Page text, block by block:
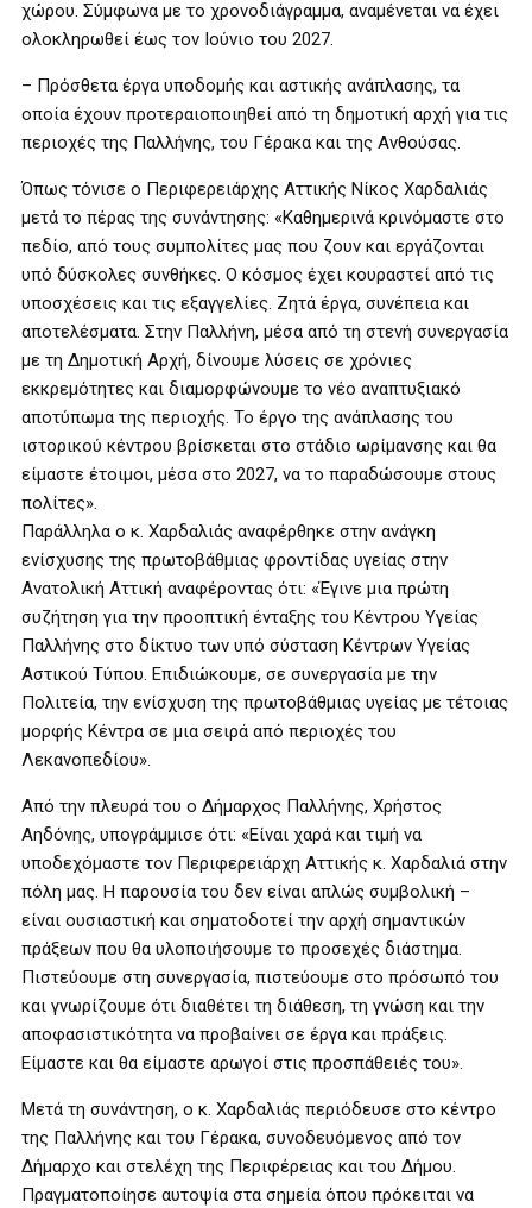
χώρου. Σύμφωνα με το χρονοδιάγραμμα, αναμένεται να έχει
ολοκληρωθεί έως τον Ιούνιο του 2027.
– Πρόσθετα έργα υποδομής και αστικής ανάπλασης, τα
οποία έχουν προτεραιοποιηθεί από τη δημοτική αρχή για τις
περιοχές της Παλλήνης, του Γέρακα και της Ανθούσας.
Όπως τόνισε ο Περιφερειάρχης Αττικής Νίκος Χαρδαλιάς
μετά το πέρας της συνάντησης: «Καθημερινά κρινόμαστε στο
πεδίο, από τους συμπολίτες μας που ζουν και εργάζονται
υπό δύσκολες συνθήκες. Ο κόσμος έχει κουραστεί από τις
υποσχέσεις και τις εξαγγελίες. Ζητά έργα, συνέπεια και
αποτελέσματα. Στην Παλλήνη, μέσα από τη στενή συνεργασία
με τη Δημοτική Αρχή, δίνουμε λύσεις σε χρόνιες
εκκρεμότητες και διαμορφώνουμε το νέο αναπτυξιακό
αποτύπωμα της περιοχής. Το έργο της ανάπλασης του
ιστορικού κέντρου βρίσκεται στο στάδιο ωρίμανσης και θα
είμαστε έτοιμοι, μέσα στο 2027, να το παραδώσουμε στους
πολίτες».
Παράλληλα ο κ. Χαρδαλιάς αναφέρθηκε στην ανάγκη
ενίσχυσης της πρωτοβάθμιας φροντίδας υγείας στην
Ανατολική Αττική αναφέροντας ότι: «Έγινε μια πρώτη
συζήτηση για την προοπτική ένταξης του Κέντρου Υγείας
Παλλήνης στο δίκτυο των υπό σύσταση Κέντρων Υγείας
Αστικού Τύπου. Επιδιώκουμε, σε συνεργασία με την
Πολιτεία, την ενίσχυση της πρωτοβάθμιας υγείας με τέτοιας
μορφής Κέντρα σε μια σειρά από περιοχές του
Λεκανοπεδίου».
Από την πλευρά του ο Δήμαρχος Παλλήνης, Χρήστος
Αηδόνης, υπογράμμισε ότι: «Είναι χαρά και τιμή να
υποδεχόμαστε τον Περιφερειάρχη Αττικής κ. Χαρδαλιά στην
πόλη μας. Η παρουσία του δεν είναι απλώς συμβολική –
είναι ουσιαστική και σηματοδοτεί την αρχή σημαντικών
πράξεων που θα υλοποιήσουμε το προσεχές διάστημα.
Πιστεύουμε στη συνεργασία, πιστεύουμε στο πρόσωπό του
και γνωρίζουμε ότι διαθέτει τη διάθεση, τη γνώση και την
αποφασιστικότητα να προβαίνει σε έργα και πράξεις.
Είμαστε και θα είμαστε αρωγοί στις προσπάθειές του».
Μετά τη συνάντηση, ο κ. Χαρδαλιάς περιόδευσε στο κέντρο
της Παλλήνης και του Γέρακα, συνοδευόμενος από τον
Δήμαρχο και στελέχη της Περιφέρειας και του Δήμου.
Πραγματοποίησε αυτοψία στα σημεία όπου πρόκειται να